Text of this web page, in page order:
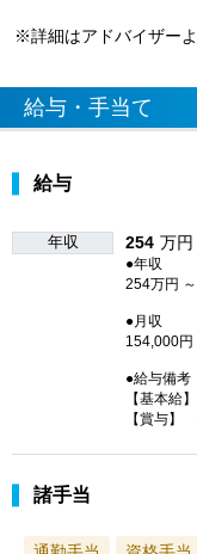
※詳細はアドバイザー
給与・手当て
給与
年収 254 万円
●年収
254万円
●月収
154,000
●給与備考
【基本給
【賞与】
諸手当